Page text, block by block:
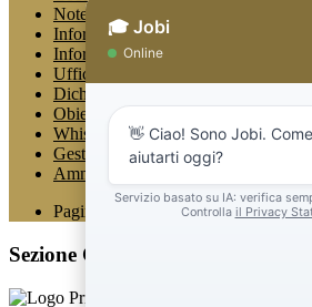
Note legali
Informativa Privacy
Informativa Privacy chatbot Jobi
Ufficio Relazioni con il Pubblico
Dichiarazione di accessibilità
Obiettivi di accessibilità
Whistleblowing
Gestione consensi cookie
Amministrazione trasparente
Pagina visualizzata6216volte
Sezione Copyright